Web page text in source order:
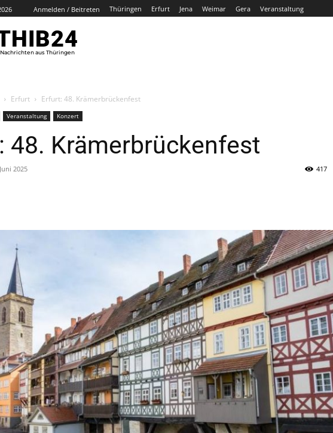
Anmelden / Beitreten Thüringen Erfurt Jena Weimar Gera Veranstaltung
Nachrichten aus Thüringen
Erfurt Erfurt: 48. Krämerbrückenfest
Veranstaltung Konzert
48. Krämerbrückenfest
2025 417